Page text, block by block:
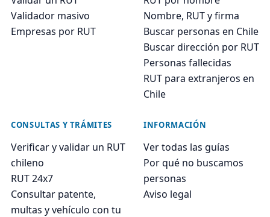
Validador masivo
Empresas por RUT
Nombre, RUT y firma
Buscar personas en Chile
Buscar dirección por RUT
Personas fallecidas
RUT para extranjeros en
Chile
CONSULTAS Y TRÁMITES
Verificar y validar un RUT
chileno
RUT 24x7
Consultar patente,
multas y vehículo con tu
INFORMACIÓN
Ver todas las guías
Por qué no buscamos
personas
Aviso legal